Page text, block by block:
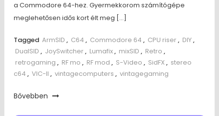
a Commodore 64-hez. Gyermekkorom számítógépe
meglehetősen idős kort élt meg […]
Tagged ArmSID , C64 , Commodore 64 , CPU riser, DIY,
DualSID , JoySwitcher, Lumafix, mixSID , Retro ,
retrogaming , RF mo , RF mod , S-Video , SidFX , stereo
c64 , VIC-II , vintagecomputers , vintagegaming
Bővebben